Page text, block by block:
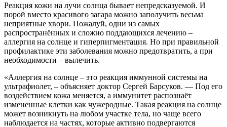
Реакция кожи на лучи солнца бывает непредсказуемой. И
порой вместо красивого загара можно заполучить весьма
неприятные хвори. Пожалуй, одни из самых
распространённых и сложно поддающихся лечению –
аллергия на солнце и гиперпигментация. Но при правильной
профилактике эти заболевания можно предотвратить, а при
необходимости – вылечить.
«Аллергия на солнце – это реакция иммунной системы на
ультрафиолет, – объясняет доктор Сергей Барсуков. — Под его
воздействием кожа меняется, а иммунитет распознаёт
измененные клетки как чужеродные. Такая реакция на солнце
может возникнуть на любом участке тела, но чаще всего
наблюдается на частях, которые активно подвергаются